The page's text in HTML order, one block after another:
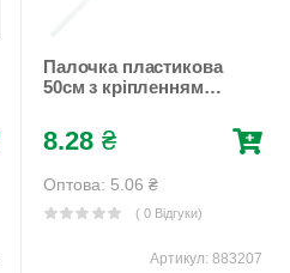
Палочка пластикова
50см з кріпленням
кульки, 50шт/уп
Прозорий Pelican
8.28 ₴
Оптова: 5.06 ₴
( 0 Відгуки)
Артикул: 883207